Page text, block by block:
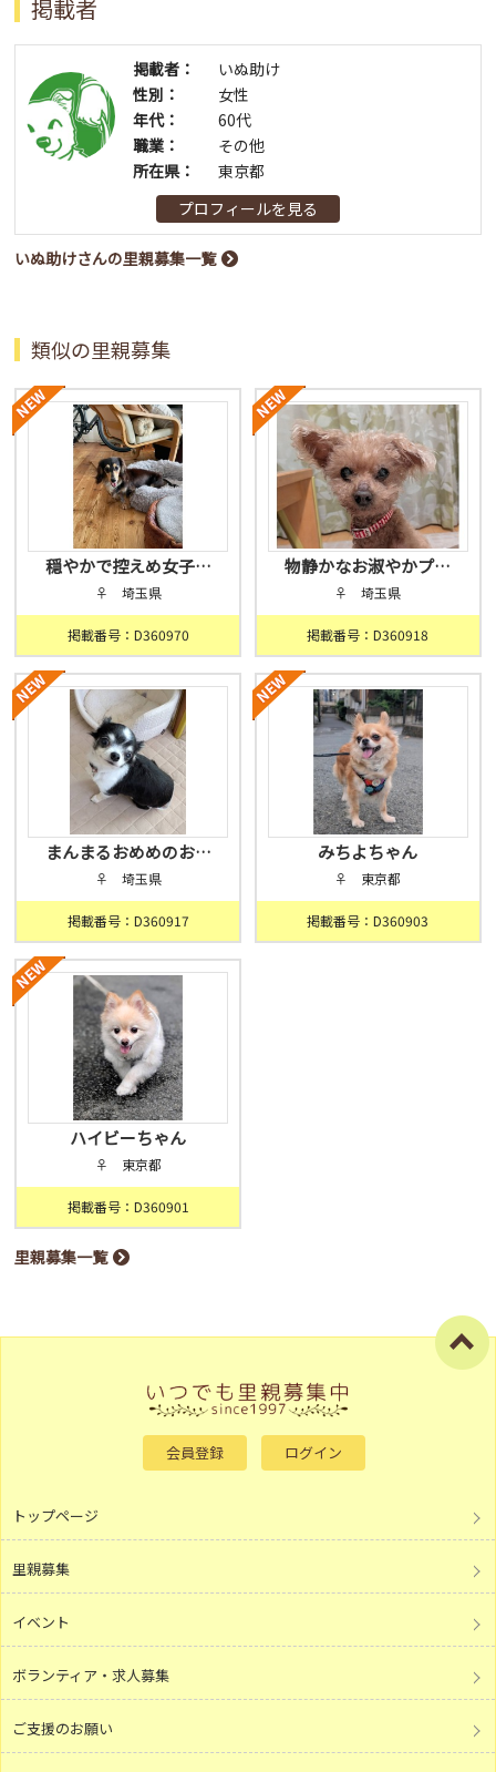
掲載者
掲載者：
いぬ助け
性別：
女性
年代：
60代
職業：
その他
所在県：
東京都
プロフィールを見る
いぬ助けさんの里親募集一覧
類似の里親募集
穏やかで控えめ女子…
♀ 埼玉県
掲載番号：D360970
物静かなお淑やかプ…
♀ 埼玉県
掲載番号：D360918
まんまるおめめのお…
♀ 埼玉県
掲載番号：D360917
みちよちゃん
♀ 東京都
掲載番号：D360903
ハイビーちゃん
♀ 東京都
掲載番号：D360901
里親募集一覧
会員登録 ログイン
トップページ
里親募集
イベント
ボランティア・求人募集
ご支援のお願い